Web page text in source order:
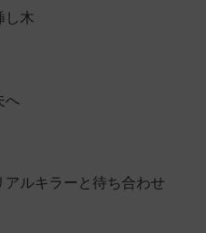
し木
へ
アルキラーと待ち合わせ